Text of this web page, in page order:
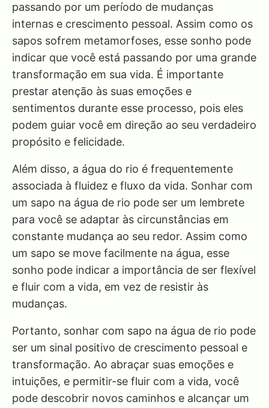
passando por um período de mudanças
internas e crescimento pessoal. Assim como os
sapos sofrem metamorfoses, esse sonho pode
indicar que você está passando por uma grande
transformação em sua vida. É importante
prestar atenção às suas emoções e
sentimentos durante esse processo, pois eles
podem guiar você em direção ao seu verdadeiro
propósito e felicidade.
Além disso, a água do rio é frequentemente
associada à fluidez e fluxo da vida. Sonhar com
um sapo na água de rio pode ser um lembrete
para você se adaptar às circunstâncias em
constante mudança ao seu redor. Assim como
um sapo se move facilmente na água, esse
sonho pode indicar a importância de ser flexível
e fluir com a vida, em vez de resistir às
mudanças.
Portanto, sonhar com sapo na água de rio pode
ser um sinal positivo de crescimento pessoal e
transformação. Ao abraçar suas emoções e
intuições, e permitir-se fluir com a vida, você
pode descobrir novos caminhos e alcançar um